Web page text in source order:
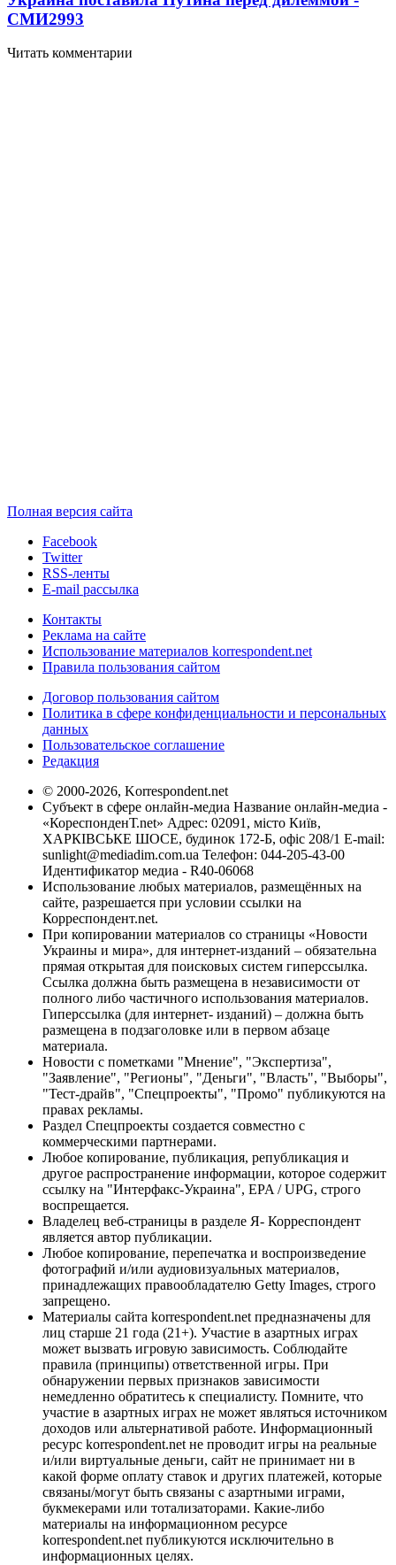
СМИ2993
Читать комментарии
Полная версия сайта
Facebook
Twitter
RSS-ленты
E-mail рассылка
Контакты
Реклама на сайте
Использование материалов korrespondent.net
Правила пользования сайтом
Договор пользования сайтом
Политика в сфере конфиденциальности и персональных
данных
Пользовательское соглашение
Редакция
© 2000-2026, Korrespondent.net
Субъект в сфере онлайн-медиа Название онлайн-медиа -
«КореспонденТ.net» Адрес: 02091, місто Київ,
ХАРКІВСЬКЕ ШОСЕ, будинок 172-Б, офіс 208/1 E-mail:
sunlight@mediadim.com.ua Телефон: 044-205-43-00
Идентификатор медиа - R40-06068
Использование любых материалов, размещённых на
сайте, разрешается при условии ссылки на
Корреспондент.net.
При копировании материалов со страницы «Новости
Украины и мира», для интернет-изданий – обязательна
прямая открытая для поисковых систем гиперссылка.
Ссылка должна быть размещена в независимости от
полного либо частичного использования материалов.
Гиперссылка (для интернет- изданий) – должна быть
размещена в подзаголовке или в первом абзаце
материала.
Новости с пометками "Мнение", "Экспертиза",
"Заявление", "Регионы", "Деньги", "Власть", "Выборы",
"Тест-драйв", "Спецпроекты", "Промо" публикуются на
правах рекламы.
Раздел Спецпроекты создается совместно с
коммерческими партнерами.
Любое копирование, публикация, републикация и
другое распространение информации, которое содержит
ссылку на "Интерфакс-Украина", EPA / UPG, строго
воспрещается.
Владелец веб-страницы в разделе Я- Корреспондент
является автор публикации.
Любое копирование, перепечатка и воспроизведение
фотографий и/или аудиовизуальных материалов,
принадлежащих правообладателю Getty Images, строго
запрещено.
Материалы сайта korrespondent.net предназначены для
лиц старше 21 года (21+). Участие в азартных играх
может вызвать игровую зависимость. Соблюдайте
правила (принципы) ответственной игры. При
обнаружении первых признаков зависимости
немедленно обратитесь к специалисту. Помните, что
участие в азартных играх не может являться источником
доходов или альтернативой работе. Информационный
ресурс korrespondent.net не проводит игры на реальные
и/или виртуальные деньги, сайт не принимает ни в
какой форме оплату ставок и других платежей, которые
связаны/могут быть связаны с азартными играми,
букмекерами или тотализаторами. Какие-либо
материалы на информационном ресурсе
korrespondent.net публикуются исключительно в
информационных целях.